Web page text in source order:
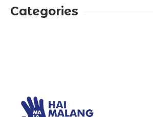
Categories